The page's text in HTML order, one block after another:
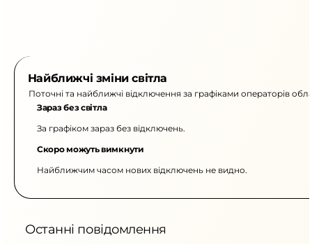
Найближчі зміни світла
Поточні та найближчі відключення за графіками операторів
Зараз без світла
За графіком зараз без відключень.
Скоро можуть вимкнути
Найближчим часом нових відключень не видно.
Останні повідомлення